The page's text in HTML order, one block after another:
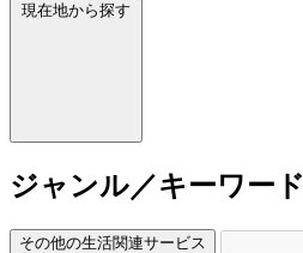
現在地から探す
ジャンル／キーワード
その他の生活関連サービス